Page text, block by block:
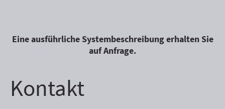
Eine ausführliche Systembeschreibung erhalten Sie
auf Anfrage.
Kontakt